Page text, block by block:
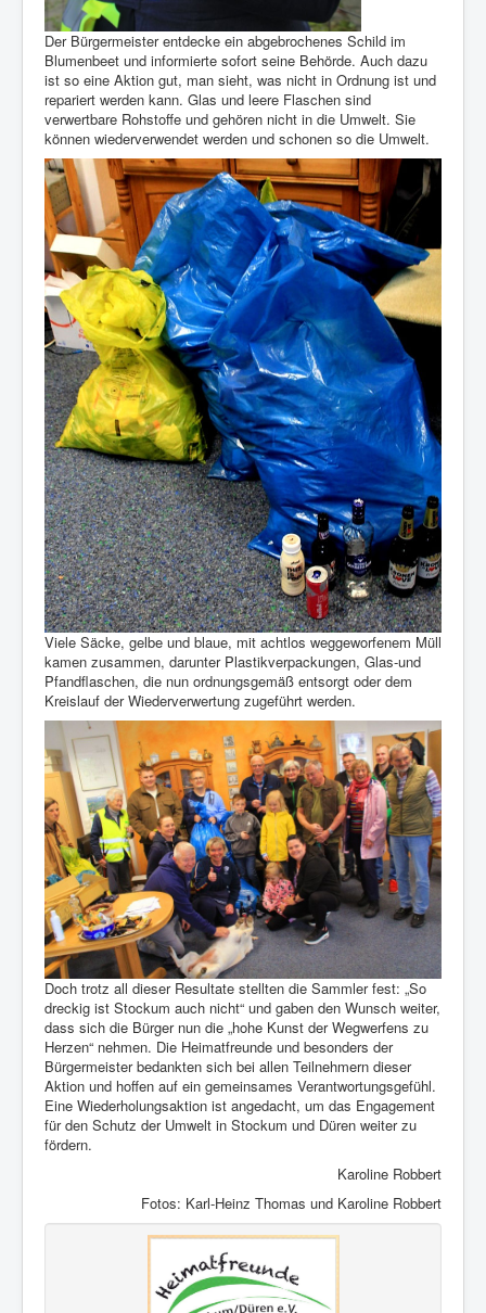
Der Bürgermeister entdecke ein abgebrochenes Schild im
Blumenbeet und informierte sofort seine Behörde. Auch dazu
ist so eine Aktion gut, man sieht, was nicht in Ordnung ist und
repariert werden kann. Glas und leere Flaschen sind
verwertbare Rohstoffe und gehören nicht in die Umwelt. Sie
können wiederverwendet werden und schonen so die Umwelt.
Viele Säcke, gelbe und blaue, mit achtlos weggeworfenem Müll
kamen zusammen, darunter Plastikverpackungen, Glas-und
Pfandflaschen, die nun ordnungsgemäß entsorgt oder dem
Kreislauf der Wiederverwertung zugeführt werden.
Doch trotz all dieser Resultate stellten die Sammler fest: „So
dreckig ist Stockum auch nicht“ und gaben den Wunsch weiter,
dass sich die Bürger nun die „hohe Kunst der Wegwerfens zu
Herzen“ nehmen. Die Heimatfreunde und besonders der
Bürgermeister bedankten sich bei allen Teilnehmern dieser
Aktion und hoffen auf ein gemeinsames Verantwortungsgefühl.
Eine Wiederholungsaktion ist angedacht, um das Engagement
für den Schutz der Umwelt in Stockum und Düren weiter zu
fördern.
Karoline Robbert
Fotos: Karl-Heinz Thomas und Karoline Robbert